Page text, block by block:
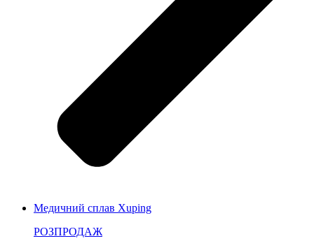
Медичний сплав Xuping
РОЗПРОДАЖ